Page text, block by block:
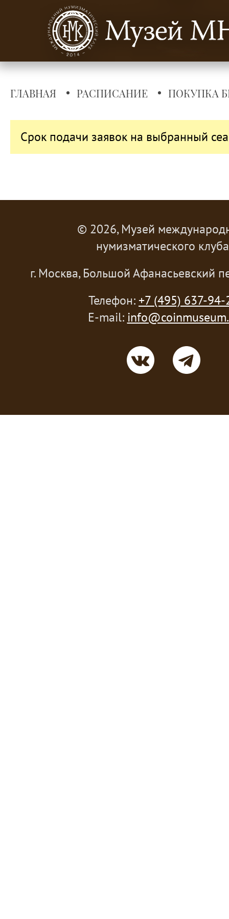
ГЛАВНАЯ РАСПИСАНИЕ ПОКУПКА
Срок подачи заявок на выбранный
© 2026, Музей
нумизматического
г. Москва, Большой Афанасьевский
Телефон: +7 (495) 637-94-
E-mail: